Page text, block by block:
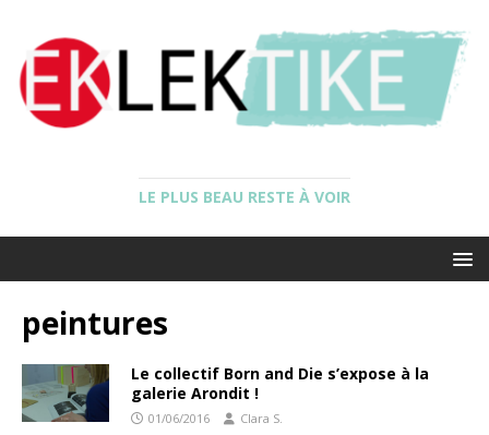
LE PLUS BEAU RESTE À VOIR
peintures
Le collectif Born and Die s’expose à la
galerie Arondit !
01/06/2016 Clara S.